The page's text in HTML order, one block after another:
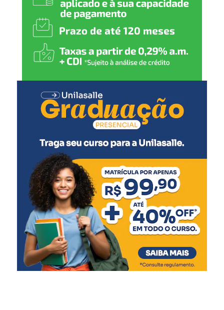
Como funciona o MEI RS Calamidades
Dividido em três etapas, o MEI RS Calamidades
disponibiliza:
um auxílio de R$ 1.500 na conta Caixa Tem, da
Caixa Econômica Federal, para todos os
selecionados;
uma consultoria de nove horas oferecida pela
Sul (PUCRS), com foco em temas como
elaboração de plano de negócios, estratégias de
marketing e vendas, controle de custos e definição
de preços;
e, por fim, uma segunda parcela de R$ 1.500, pelo
Banrisul, desde que tenham finalizado a
consultoria e abram uma conta empresarial
gratuita no banco.
Para participar, os interessados devem
cumprir alguns critérios, como: